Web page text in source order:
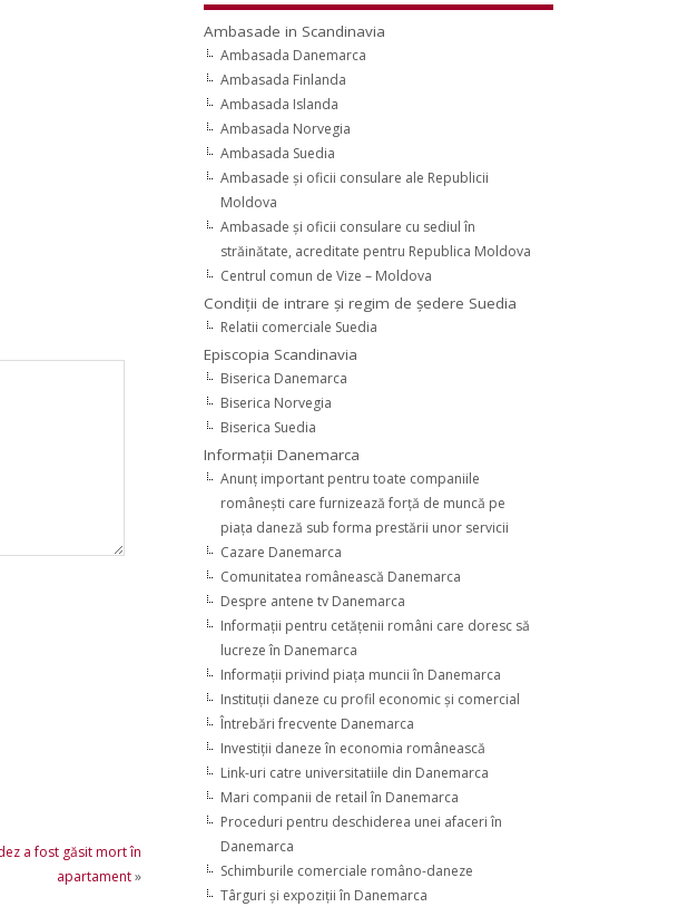
a fost găsit mort în
apartament»
Ambasade in Scandinavia
Ambasada Danemarca
Ambasada Finlanda
Ambasada Islanda
Ambasada Norvegia
Ambasada Suedia
Ambasade şi oficii consulare ale Republicii
Moldova
Ambasade şi oficii consulare cu sediul în
străinătate, acreditate pentru Republica Moldova
Centrul comun de Vize – Moldova
Condiţii de intrare şi regim de şedere Suedia
Relatii comerciale Suedia
Episcopia Scandinavia
Biserica Danemarca
Biserica Norvegia
Biserica Suedia
Informaţii Danemarca
Anunţ important pentru toate companiile
româneşti care furnizează forţă de muncă pe
piaţa daneză sub forma prestării unor servicii
Cazare Danemarca
Comunitatea românească Danemarca
Despre antene tv Danemarca
Informaţii pentru cetăţenii români care doresc să
lucreze în Danemarca
Informaţii privind piaţa muncii în Danemarca
Instituţii daneze cu profil economic şi comercial
Întrebări frecvente Danemarca
Investiţii daneze în economia românească
Link-uri catre universitatiile din Danemarca
Mari companii de retail în Danemarca
Proceduri pentru deschiderea unei afaceri în
Danemarca
Schimburile comerciale româno-daneze
Târguri şi expoziţii în Danemarca